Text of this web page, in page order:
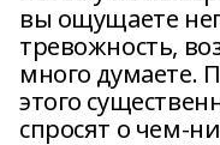
вы ощущаете
тревожность,
много думаете.
этого
спросят о чем-